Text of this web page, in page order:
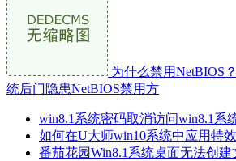
为什么禁用NetBIOS
统后门隐患NetBIOS禁用方
win8.1系统密码取消访问win8.1系
如何在U大师win10系统中应用特
番茄花园Win8.1系统桌面无法创